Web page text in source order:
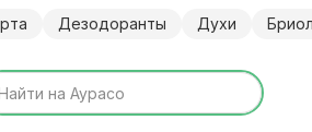
Дезодоранты Духи